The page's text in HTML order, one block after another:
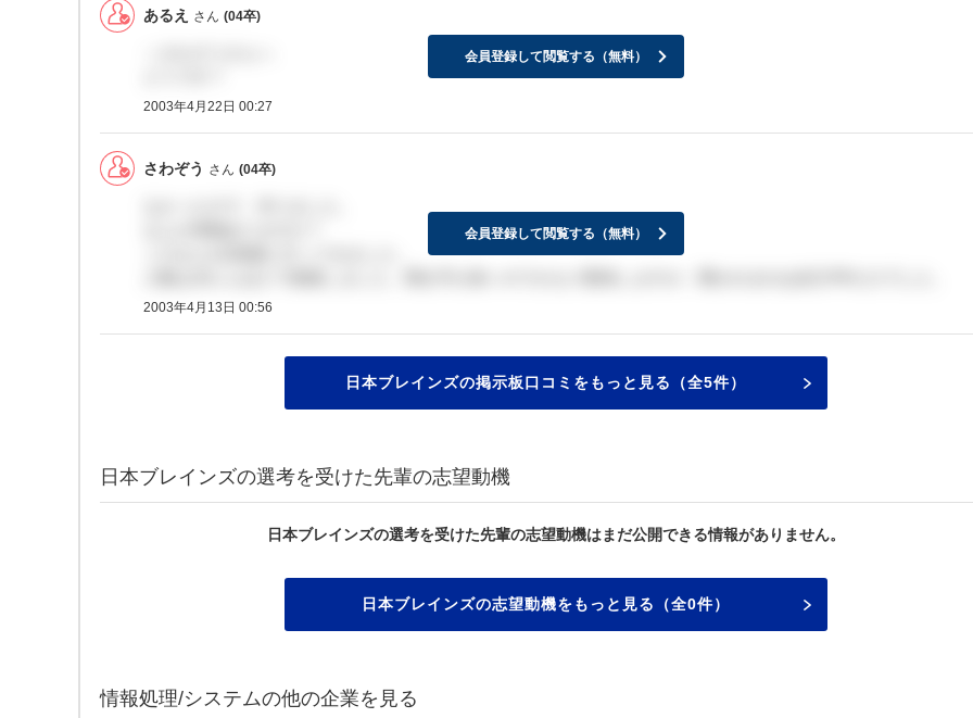
あるえ さん (04卒)
2003年4月22日 00:27
会員登録して閲覧する（無料）
さわぞう さん (04卒)
2003年4月13日 00:56
会員登録して閲覧する（無料）
日本ブレインズの掲示板口コミをもっと見る（全5件）
日本ブレインズの選考を受けた先輩の志望動機
日本ブレインズの選考を受けた先輩の志望動機はまだ公開できる情報がありません。
日本ブレインズの志望動機をもっと見る（全0件）
情報処理/システムの他の企業を見る